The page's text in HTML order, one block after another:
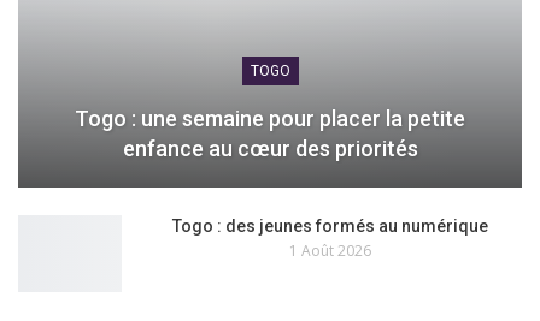
TOGO
Togo : une semaine pour placer la petite
enfance au cœur des priorités
Togo : des jeunes formés au numérique
1 Août 2026